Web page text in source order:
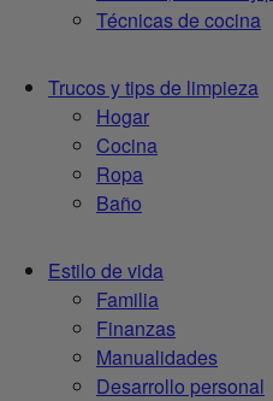
Técnicas de cocina
Trucos y tips de limpieza
Hogar
Cocina
Ropa
Baño
Estilo de vida
Familia
Finanzas
Manualidades
Desarrollo personal